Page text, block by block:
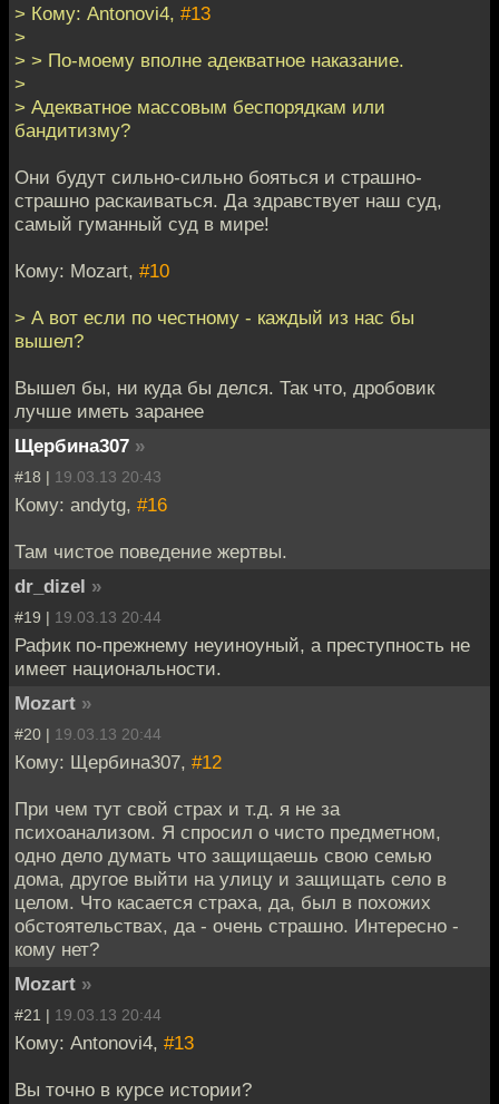
> Кому: Antonovi4, #13
>
> > По-моему вполне адекватное наказание.
>
> Адекватное массовым беспорядкам или
бандитизму?
Они будут сильно-сильно бояться и страшно-
страшно раскаиваться. Да здравствует наш суд,
самый гуманный суд в мире!
Кому: Mozart, #10
> А вот если по честному - каждый из нас бы
вышел?
Вышел бы, ни куда бы делся. Так что, дробовик
лучше иметь заранее
Щербина307 »
#18 | 19.03.13 20:43
Кому: andytg, #16
Там чистое поведение жертвы.
dr_dizel »
#19 | 19.03.13 20:44
Рафик по-прежнему неуиноуный, а преступность не
имеет национальности.
Mozart »
#20 | 19.03.13 20:44
Кому: Щербина307, #12
При чем тут свой страх и т.д. я не за
психоанализом. Я спросил о чисто предметном,
одно дело думать что защищаешь свою семью
дома, другое выйти на улицу и защищать село в
целом. Что касается страха, да, был в похожих
обстоятельствах, да - очень страшно. Интересно -
кому нет?
Mozart »
#21 | 19.03.13 20:44
Кому: Antonovi4, #13
Вы точно в курсе истории?